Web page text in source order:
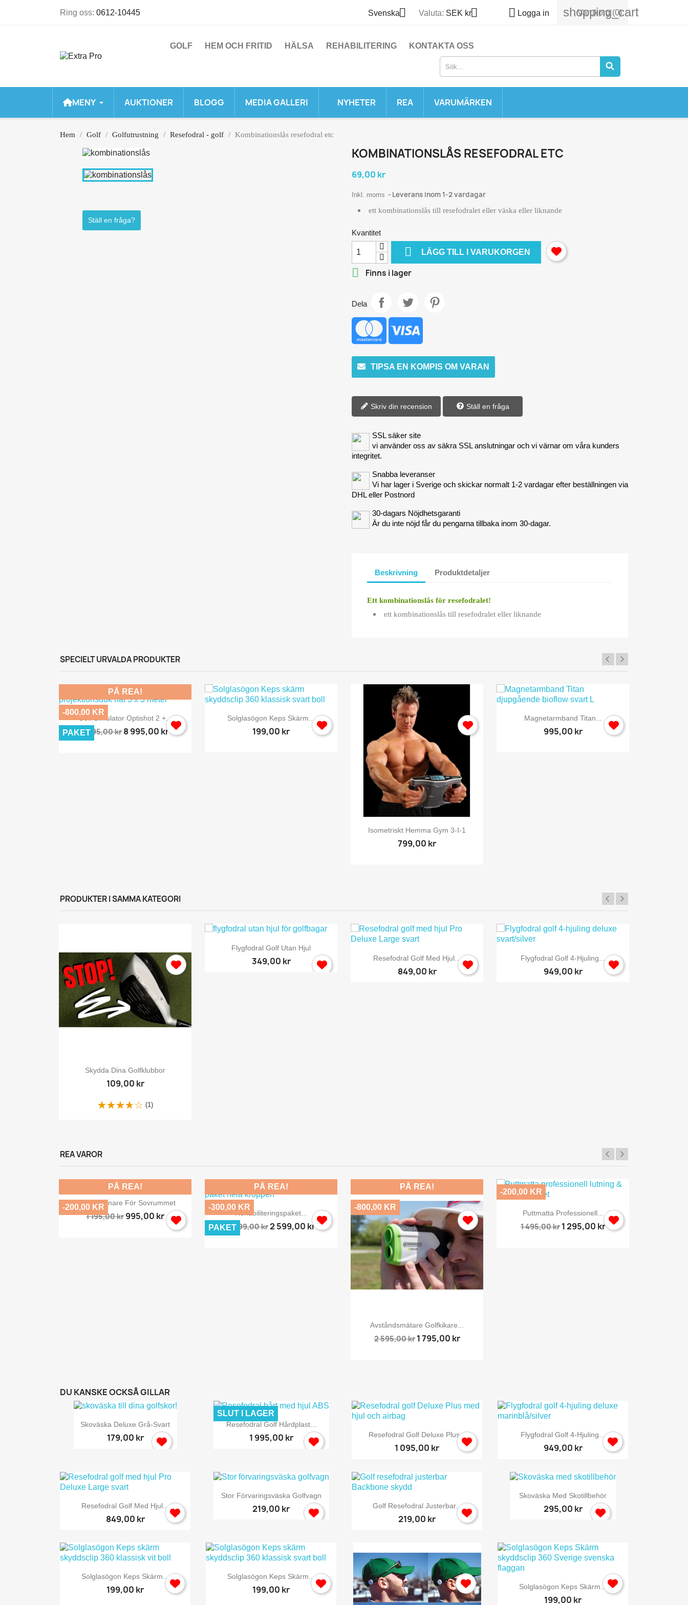
Ring oss: 0612-10445 Svenska Valuta: SEK kr  Logga in shopping_cart
Varukorg (0)
GOLF HEM OCH FRITID HÄLSA REHABILITERING KONTAKTA OSS
MENY AUKTIONER BLOGG MEDIA GALLERI NYHETER REA VARUMÄRKEN
Hem Golf Golfutrustning Resefodral - golf Kombinationslås resefodral etc
Ställ en fråga?
KOMBINATIONSLÅS RESEFODRAL ETC
69,00 kr
Inkl. moms Leverans inom 1-2 vardagar
ett kombinationslås till resefodralet eller väska eller liknande
Kvantitet
 LÄGG TILL I VARUKORGEN
 Finns i lager
Dela
TIPSA EN KOMPIS OM VARAN
Skriv din recension Ställ en fråga
SSL säker site
vi använder oss av säkra SSL anslutningar och vi värnar om våra kunders
integritet.
Snabba leveranser
Vi har lager i Sverige och skickar normalt 1-2 vardagar efter beställningen via
DHL eller Postnord
30-dagars Nöjdhetsgaranti
Är du inte nöjd får du pengarna tillbaka inom 30-dagar.
Beskrivning Produktdetaljer
Ett kombinationslås för resefodralet!
ett kombinationslås till resefodralet eller liknande
SPECIELT URVALDA PRODUKTER
 Snabbvy
Golf Simulator Optishot 2 +...
9 795,00 kr 8 995,00 kr
PÅ REA!
-800,00 KR
PAKET
 Snabbvy
Solglasögon Keps Skärm...
199,00 kr
 Snabbvy
Isometriskt Hemma Gym 3-I-1
799,00 kr
 Snabbvy
Magnetarmband Titan...
995,00 kr
PRODUKTER I SAMMA KATEGORI
 Snabbvy
Skydda Dina Golfklubbor
109,00 kr
(1)
 Snabbvy
Flygfodral Golf Utan Hjul
349,00 kr  Snabbvy
Resefodral Golf Med Hjul...
849,00 kr
 Snabbvy
Flygfodral Golf 4-Hjuling...
949,00 kr
REA VAROR
 Snabbvy
Salt Luftrenare För Sovrummet
1 195,00 kr 995,00 kr
PÅ REA!
-200,00 KR  Snabbvy
Rehabiliteringspaket...
2 899,00 kr2 599,00 kr
PÅ REA!
-300,00 KR
PAKET
 Snabbvy
Avståndsmätare Golfkikare...
2 595,00 kr 1 795,00 kr
PÅ REA!
-800,00 KR  Snabbvy
Puttmatta Professionell...
1 495,00 kr 1 295,00 kr
-200,00 KR
DU KANSKE OCKSÅ GILLAR
 Snabbvy
Skoväska Deluxe Grå-Svart
179,00 kr
 Snabbvy
Resefodral Golf Hårdplast...
1 995,00 kr
SLUT I LAGER
 Snabbvy
Resefodral Golf Deluxe Plus...
1 095,00 kr
 Snabbvy
Flygfodral Golf 4-Hjuling...
949,00 kr
 Snabbvy
Resefodral Golf Med Hjul...
849,00 kr
 Snabbvy
Stor Förvaringsväska Golfvagn
219,00 kr  Snabbvy
Golf Resefodral Justerbar...
219,00 kr
 Snabbvy
Skoväska Med Skotillbehör
295,00 kr
 Snabbvy
Solglasögon Keps Skärm...
199,00 kr
 Snabbvy
Solglasögon Keps Skärm...
199,00 kr  Snabbvy
Solglasögon Keps Skärm...
199,00 kr